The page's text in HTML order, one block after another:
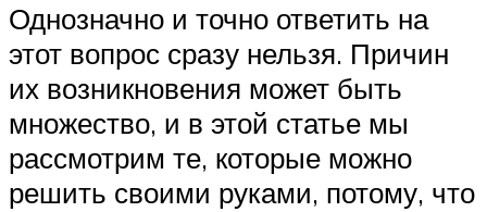
Однозначно и точно ответить на
этот вопрос сразу нельзя. Причин
их возникновения может быть
множество, и в этой статье мы
рассмотрим те, которые можно
решить своими руками, потому, что